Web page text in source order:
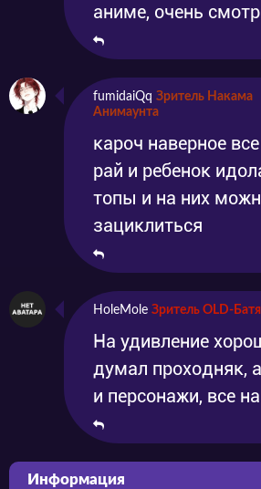
аниме, очень
fumidaiQq Зритель Накама
Анимаунта
кароч наверное
рай и ребенок
топы и на них
зациклиться
HoleMole Зритель OLD-Батя
На удивление
думал проходняк,
и персонажи, все
Информация